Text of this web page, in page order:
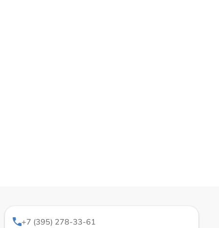
+7 (395) 278-33-61